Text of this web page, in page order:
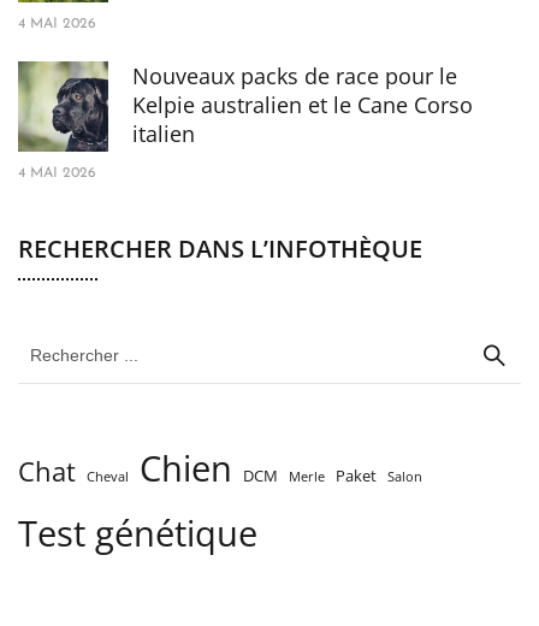
4 MAI 2026
Nouveaux packs de race pour le
Kelpie australien et le Cane Corso
italien
4 MAI 2026
RECHERCHER DANS L’INFOTHÈQUE
Chat Cheval Chien DCM Merle Paket Salon
Test génétique